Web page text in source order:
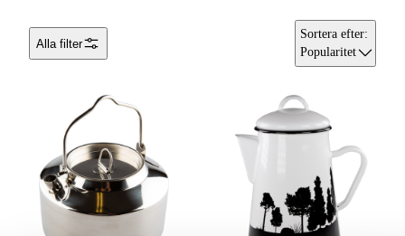
Kaffebryggare &
Kaffepannor
Matlagningsredskap
Grillar, Rökar &
Stekhällar
Gasol & Bränsle
Alla filter
Sortera efter:
Popularitet